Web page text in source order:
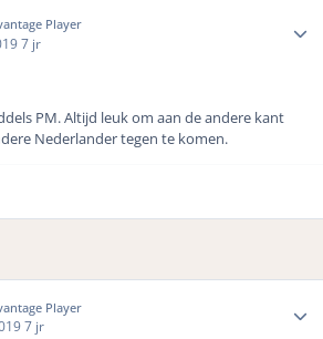
Player
7 jr
PM. Altijd leuk om aan de andere kant
Nederlander tegen te komen.
Player
7 jr